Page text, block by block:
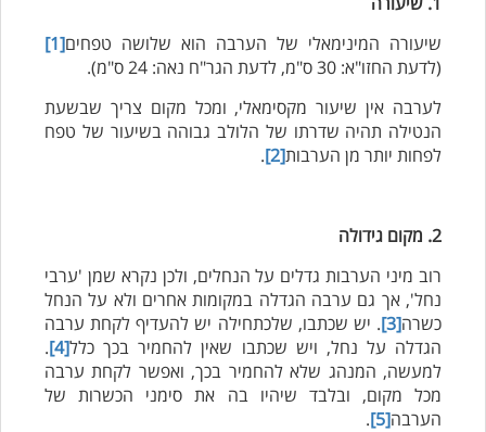
שיעורה המינימאלי של הערבה הוא שלושה טפחים[1]
(לדעת החזו"א: 30 ס"מ, לדעת הגר"ח נאה: 24 ס"מ).
לערבה אין שיעור מקסימאלי, ומכל מקום צריך שבשעת
הנטילה תהיה שדרתו של הלולב גבוהה בשיעור של טפח
לפחות יותר מן הערבות[2]
.
2. מקום גידולה
רוב מיני הערבות גדלים על הנחלים, ולכן נקרא שמן 'ערבי
נחל', אך גם ערבה הגדלה במקומות אחרים ולא על הנחל
כשרה[3]
. יש שכתבו, שלכתחילה יש להעדיף לקחת ערבה
הגדלה על נחל, ויש שכתבו שאין להחמיר בכך כלל[4]
.
למעשה, המנהג שלא להחמיר בכך, ואפשר לקחת ערבה
מכל מקום, ובלבד שיהיו בה את סימני הכשרות של
הערבה[5]
.